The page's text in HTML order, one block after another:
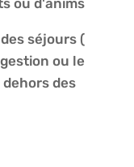
ou d'anims
séjours (
ou le
des